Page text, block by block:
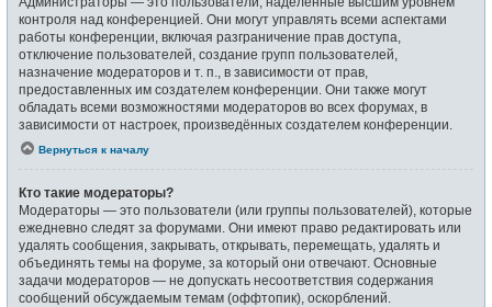
контроля над конференцией. Они могут управлять всеми аспектами
работы конференции, включая разграничение прав доступа,
отключение пользователей, создание групп пользователей,
назначение модераторов и т. п., в зависимости от прав,
предоставленных им создателем конференции. Они также могут
обладать всеми возможностями модераторов во всех форумах, в
зависимости от настроек, произведённых создателем конференции.
Вернуться к началу
Кто такие модераторы?
Модераторы — это пользователи (или группы пользователей), которые
ежедневно следят за форумами. Они имеют право редактировать или
удалять сообщения, закрывать, открывать, перемещать, удалять и
объединять темы на форуме, за который они отвечают. Основные
задачи модераторов — не допускать несоответствия содержания
сообщений обсуждаемым темам (оффтопик), оскорблений.